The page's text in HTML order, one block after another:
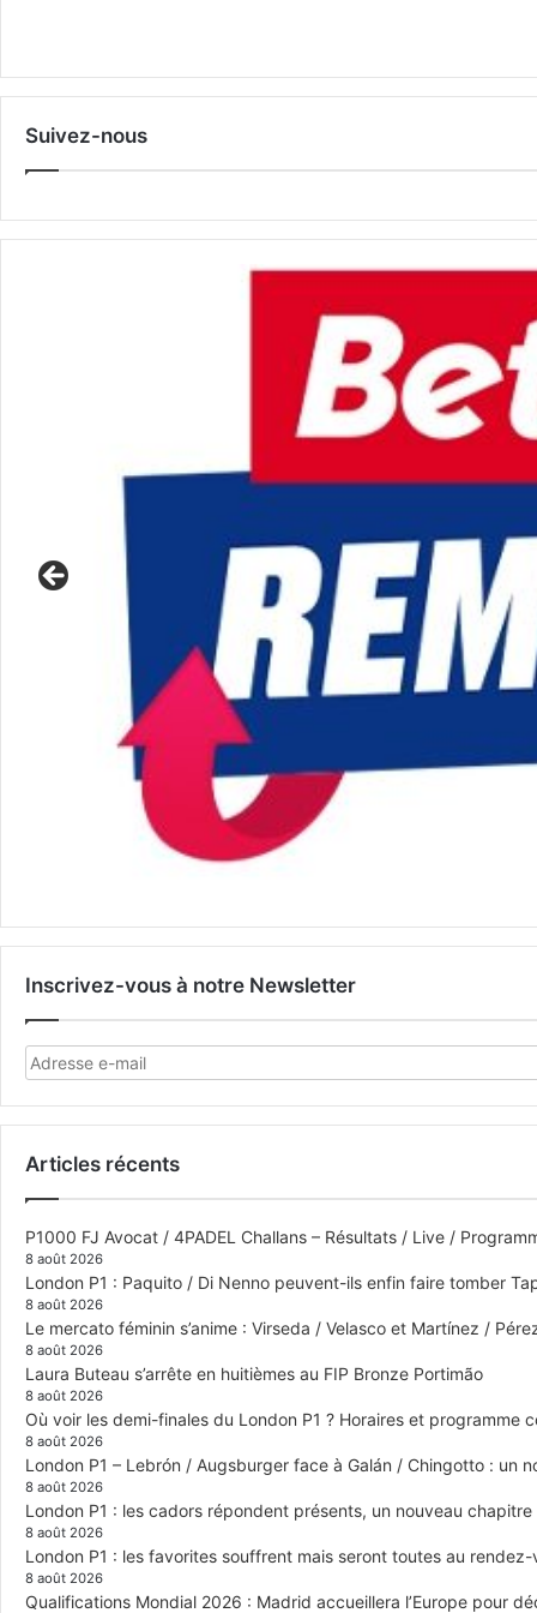
Suivez-nous
Inscrivez-vous à notre Newsletter
Articles récents
P1000 FJ Avocat / 4PADEL Challans – Résultats / Live /
8 août 2026
London P1 : Paquito / Di Nenno peuvent-ils enfin faire tomber
8 août 2026
Le mercato féminin s’anime : Virseda / Velasco et Martínez /
8 août 2026
Laura Buteau s’arrête en huitièmes au FIP Bronze Portimão
8 août 2026
Où voir les demi-finales du London P1 ? Horaires et programme
8 août 2026
London P1 – Lebrón / Augsburger face à Galán / Chingotto : un
8 août 2026
London P1 : les cadors répondent présents, un nouveau
8 août 2026
London P1 : les favorites souffrent mais seront toutes au
8 août 2026
Qualifications Mondial 2026 : Madrid accueillera l’Europe pour